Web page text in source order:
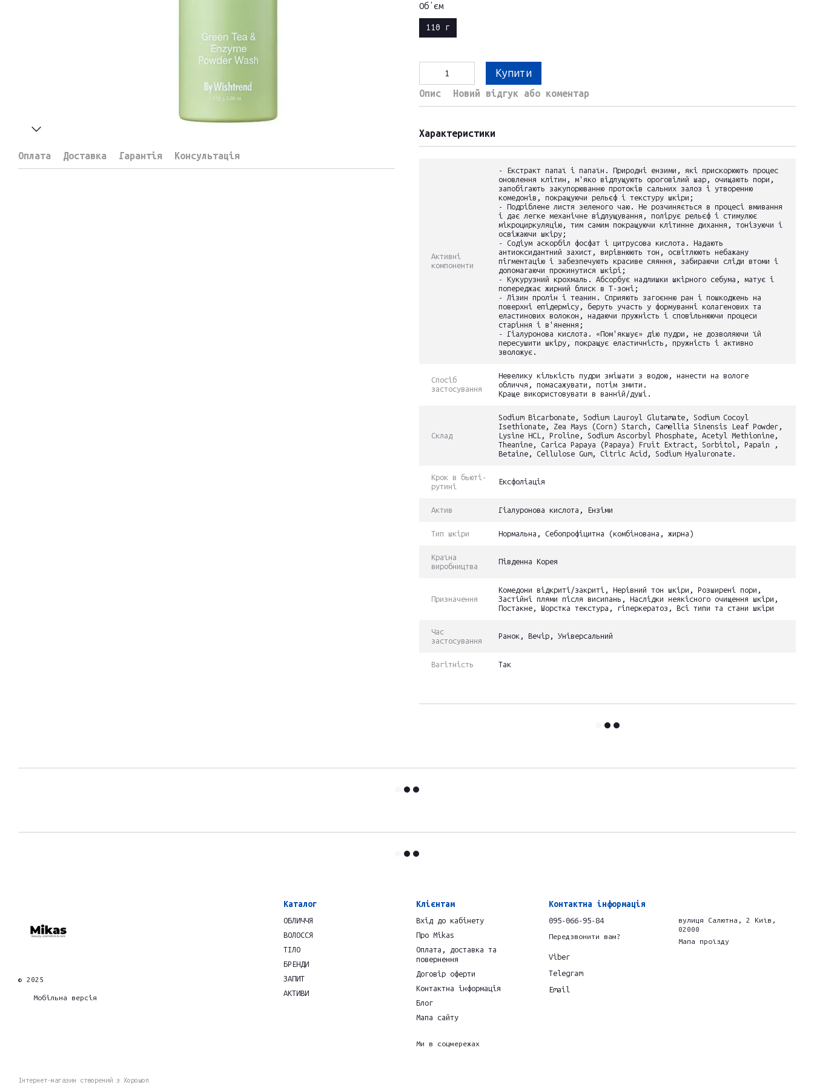
Оплата Доставка Гарантія Консультація
Обʼєм
110 г
Купити
Опис Новий відгук або коментар
Характеристики
Активні
компоненти
- Екстракт папаї і папаїн. Природні ензими, які прискорюють процес
оновлення клітин, м'яко відлущують ороговілий шар, очищають пори,
запобігають закупорюванню протоків сальних залоз і утворенню
комедонів, покращуючи рельєф і текстуру шкіри;
- Подріблене листя зеленого чаю. Не розчиняється в процесі вмивання
і дає легке механічне відлущування, полірує рельєф і стимулює
мікроциркуляцію, тим самим покращуючи клітинне дихання, тонізуючи і
освіжаючи шкіру;
- Содіум аскорбіл фосфат і цитрусова кислота. Надають
антиоксидантний захист, вирівнюють тон, освітлюють небажану
пігментацію і забезпечують красиве сяяння, забираючи сліди втоми і
допомагаючи прокинутися шкірі;
- Кукурузний крохмаль. Абсорбує надлишки шкірного себума, матує і
попереджає жирний блиск в Т-зоні;
- Лізин пролін і теанин. Сприяють загоєнню ран і пошкоджень на
поверхні епідермісу, беруть участь у формуванні колагенових та
еластинових волокон, надаючи пружність і сповільнюючи процеси
старіння і в'янення;
- Гіалуронова кислота. «Пом'якшує» дію пудри, не дозволяючи їй
пересушити шкіру, покращує еластичність, пружність і активно
зволожує.
Спосіб
застосування
Невелику кількість пудри змішати з водою, нанести на вологе
обличчя, помасажувати, потім змити.
Краще використовувати в ванній/душі.
Склад
Sodium Bicarbonate, Sodium Lauroyl Glutamate, Sodium Cocoyl
Isethionate, Zea Mays (Corn) Starch, Camellia Sinensis Leaf Powder,
Lysine HCL, Proline, Sodium Ascorbyl Phosphate, Acetyl Methionine,
Theanine, Carica Papaya (Papaya) Fruit Extract, Sorbitol, Papain ,
Betaine, Cellulose Gum, Citric Acid, Sodium Hyaluronate.
Крок в бьюті-
рутині
Ексфоліація
Актив Гіалуронова кислота, Ензіми
Тип шкіри Нормальна, Себопрофіцитна (комбінована, жирна)
Країна
виробництва
Південна Корея
Призначення
Комедони відкриті/закриті, Нерівний тон шкіри, Розширені пори,
Застійні плями після висипань, Наслідки неякісного очищення шкіри,
Постакне, Шорстка текстура, гіперкератоз, Всі типи та стани шкіри
Час
застосування
Ранок, Вечір, Універсальний
Вагітність Так
© 2025
Мобільна версія
Інтернет-магазин створений з Хорошоп
Каталог
ОБЛИЧЧЯ
ВОЛОССЯ
ТІЛО
БРЕНДИ
ЗАПИТ
АКТИВИ
Клієнтам
Вхід до кабінету
Про Mikas
Оплата, доставка та
повернення
Договір оферти
Контактна інформація
Блог
Мапа сайту
Ми в соцмережах
Контактна інформація
095-066-95-84
Передзвонити вам?
Viber
Telegram
Email
вулиця Салютна, 2 Київ,
02000
Мапа проїзду